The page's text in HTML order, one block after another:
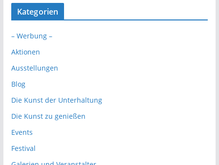
Kategorien
– Werbung –
Aktionen
Ausstellungen
Blog
Die Kunst der Unterhaltung
Die Kunst zu genießen
Events
Festival